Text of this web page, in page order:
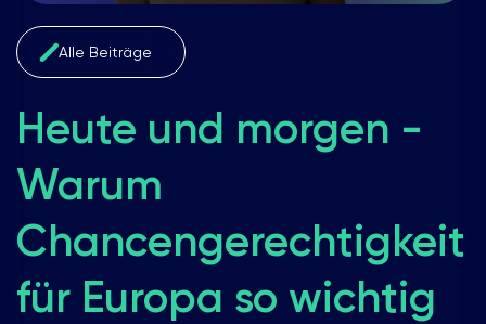
Alle Beiträge
Heute und morgen -
Warum
Chancengerechtigkeit
für Europa so wichtig